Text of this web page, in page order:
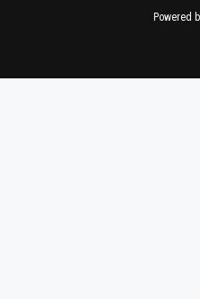
Powered